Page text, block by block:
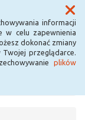
informacji
w celu zapewnienia
dokonać zmiany
przeglądarce.
plików
Menu